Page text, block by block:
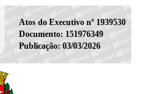
Atos do Executivo nº 1939530
Documento: 151976349
Publicação: 03/03/2026